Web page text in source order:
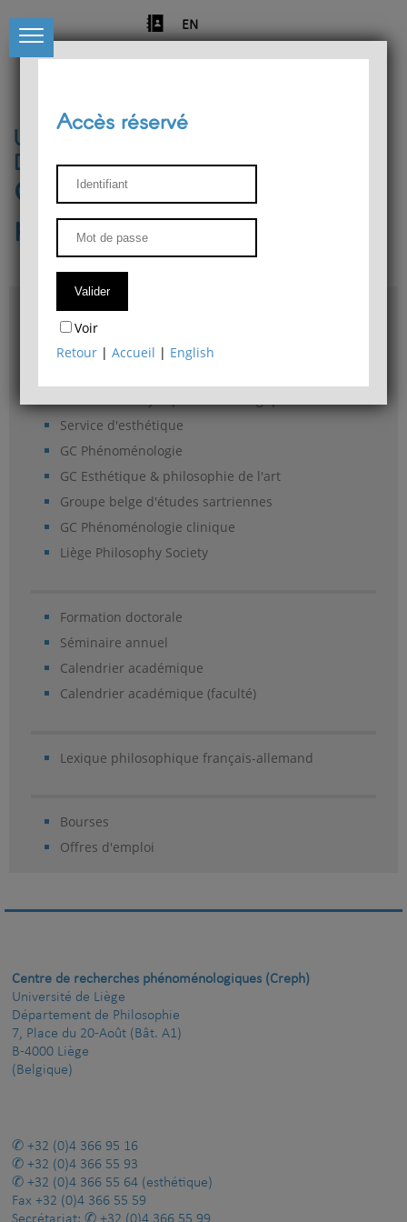
EN
Université de Liège
Département de philosophie
Centre de recherches
phénoménologiques
Accès & plans
Bibliothèque du Département de philosophie
Service d'esthétique
GC Phénoménologie
GC Esthétique & philosophie de l'art
Groupe belge d'études sartriennes
GC Phénoménologie clinique
Liège Philosophy Society
Formation doctorale
Séminaire annuel
Calendrier académique
Calendrier académique (faculté)
Lexique philosophique français-allemand
Bourses
Offres d'emploi
Accès réservé
Voir
Retour |Accueil | English
Centre de recherches phénoménologiques (Creph)
Université de Liège
Département de Philosophie
7, Place du 20-Août (Bât. A1)
B-4000 Liège
(Belgique)
+32 (0)4 366 95 16
+32 (0)4 366 55 93
+32 (0)4 366 55 64 (esthétique)
Fax +32 (0)4 366 55 59